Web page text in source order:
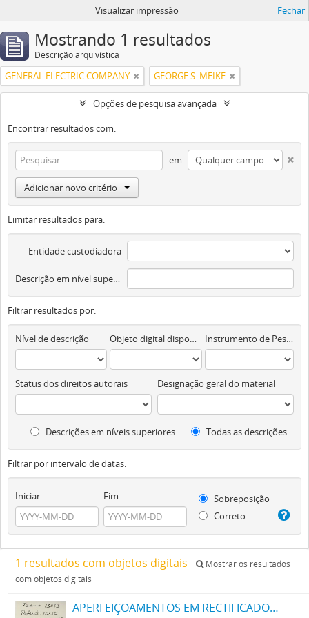
Visualizar impressão Fechar
Mostrando 1 resultados
Descrição arquivística
GENERAL ELECTRIC COMPANY GEORGE S. MEIKE
Opções de pesquisa avançada
Encontrar resultados com:
em
Adicionar novo critério
Limitar resultados para:
Entidade custodiadora
Descrição em nível superior
Filtrar resultados por:
Nível de descrição Objeto digital disponível Instrumento de Pesquisa
Status dos direitos autorais Designação geral do material
Descrições em níveis superiores Todas as descrições
Filtrar por intervalo de datas:
Iniciar Fim
Sobreposição
Correto
1 resultados com objetos digitais
Mostrar os resultados
com objetos digitais
APERFEIÇOAMENTOS EM RECTIFICADORES E METHODO DE OPERAR OS MESMOS